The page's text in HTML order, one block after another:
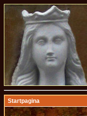
Startpagina